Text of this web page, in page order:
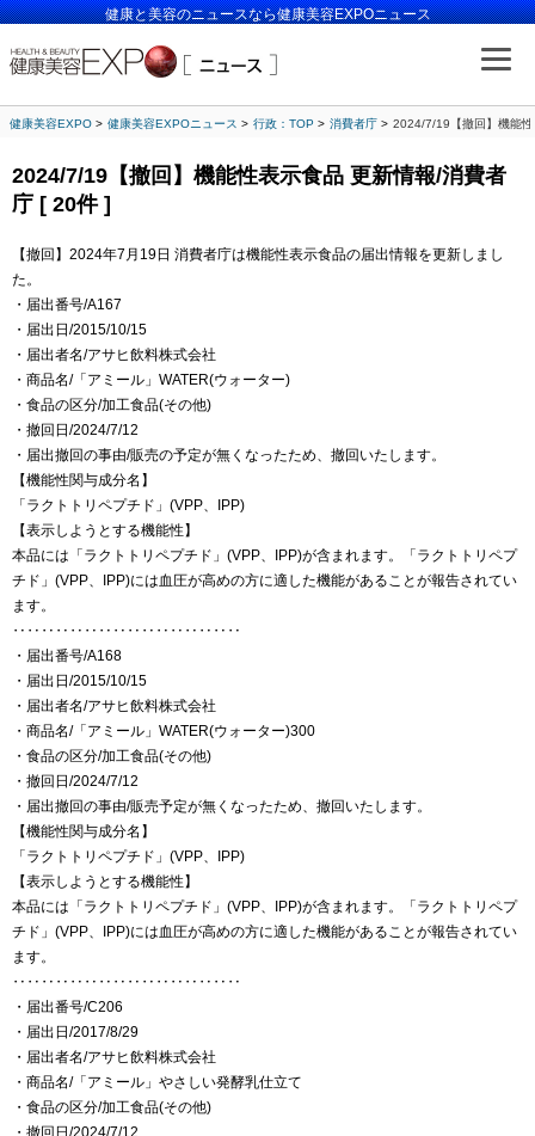
健康と美容のニュースなら健康美容EXPOニュース
健康美容EXPO 健康美容EXPOニュース 行政：TOP 消費者庁 2024/7/19【撤回】機能
2024/7/19【撤回】機能性表示食品 更新情報/消費者
庁 [ 20件 ]
【撤回】2024年7月19日 消費者庁は機能性表示食品の届出情報を更新しまし
た。
・届出番号/A167
・届出日/2015/10/15
・届出者名/アサヒ飲料株式会社
・商品名/「アミール」WATER(ウォーター)
・食品の区分/加工食品(その他)
・撤回日/2024/7/12
・届出撤回の事由/販売の予定が無くなったため、撤回いたします。
【機能性関与成分名】
「ラクトトリペプチド」(VPP、IPP)
【表示しようとする機能性】
本品には「ラクトトリペプチド」(VPP、IPP)が含まれます。「ラクトトリペプ
チド」(VPP、IPP)には血圧が高めの方に適した機能があることが報告されてい
ます。
‥‥‥‥‥‥‥‥‥‥‥‥‥‥‥‥
・届出番号/A168
・届出日/2015/10/15
・届出者名/アサヒ飲料株式会社
・商品名/「アミール」WATER(ウォーター)300
・食品の区分/加工食品(その他)
・撤回日/2024/7/12
・届出撤回の事由/販売予定が無くなったため、撤回いたします。
【機能性関与成分名】
「ラクトトリペプチド」(VPP、IPP)
【表示しようとする機能性】
本品には「ラクトトリペプチド」(VPP、IPP)が含まれます。「ラクトトリペプ
チド」(VPP、IPP)には血圧が高めの方に適した機能があることが報告されてい
ます。
‥‥‥‥‥‥‥‥‥‥‥‥‥‥‥‥
・届出番号/C206
・届出日/2017/8/29
・届出者名/アサヒ飲料株式会社
・商品名/「アミール」やさしい発酵乳仕立て
・食品の区分/加工食品(その他)
・撤回日/2024/7/12